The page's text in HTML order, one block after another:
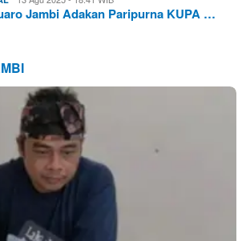
Jambi Adakan Paripurna KUPA …